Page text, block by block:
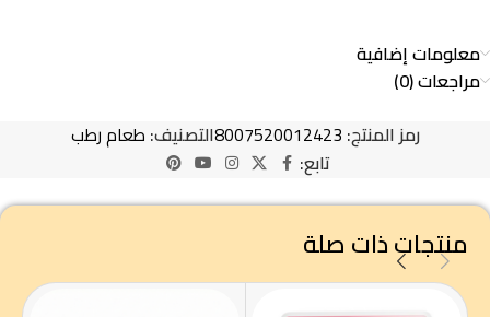
معلومات إضافية
مراجعات (0)
رمز المنتج: 8007520012423التصنيف: طعام رطب
تابع:
منتجات ذات صلة